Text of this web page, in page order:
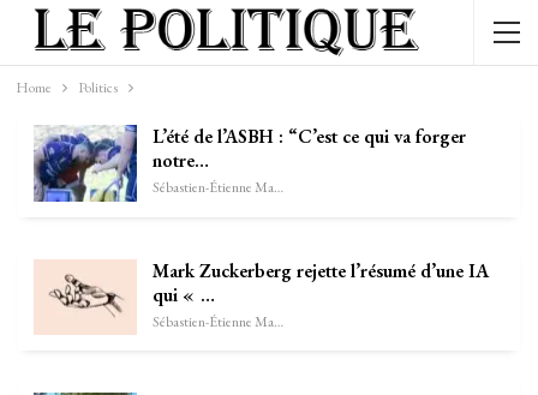
Home Politics
L’été de l’ASBH : “C’est ce qui va forger
notre…
Sébastien-Étienne Marechal
Mark Zuckerberg rejette l’résumé d’une IA
qui « …
Sébastien-Étienne Marechal